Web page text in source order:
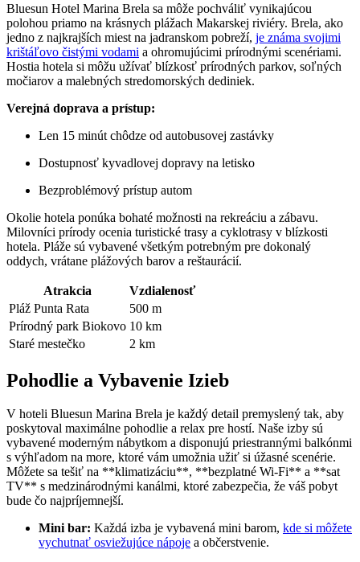
Bluesun Hotel Marina Brela sa môže pochváliť vynikajúcou
polohou priamo na krásnych plážach Makarskej riviéry. Brela, ako
jedno z najkrajších miest na jadranskom pobreží, je známa svojimi
krištáľovo čistými vodami a ohromujúcimi prírodnými scenériami.
Hostia hotela si môžu užívať blízkosť prírodných parkov, soľných
močiarov a malebných stredomorských dediniek.
Verejná doprava a prístup:
Len 15 minút chôdze od autobusovej zastávky
Dostupnosť kyvadlovej dopravy na letisko
Bezproblémový prístup autom
Okolie hotela ponúka bohaté možnosti na rekreáciu a zábavu.
Milovníci prírody ocenia turistické trasy a cyklotrasy v blízkosti
hotela. Pláže sú vybavené všetkým potrebným pre dokonalý
oddych, vrátane plážových barov a reštaurácií.
Atrakcia
Vzdialenosť
Pláž Punta Rata
500 m
Prírodný park Biokovo 10 km
Staré mestečko
2 km
Pohodlie a Vybavenie Izieb
V hoteli Bluesun Marina Brela je každý detail premyslený tak, aby
poskytoval maximálne pohodlie a relax pre hostí. Naše izby sú
vybavené moderným nábytkom a disponujú priestrannými balkónmi
s výhľadom na more, ktoré vám umožnia užiť si úžasné scenérie.
Môžete sa tešiť na **klimatizáciu**, **bezplatné Wi-Fi** a **sat
TV** s medzinárodnými kanálmi, ktoré zabezpečia, že váš pobyt
bude čo najpríjemnejší.
Mini bar: Každá izba je vybavená mini barom, kde si môžete
vychutnať osviežujúce nápoje a občerstvenie.